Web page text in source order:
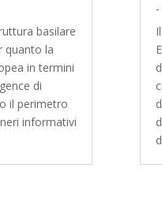
basilare
quanto la
in termini
di
il perimetro
informativi